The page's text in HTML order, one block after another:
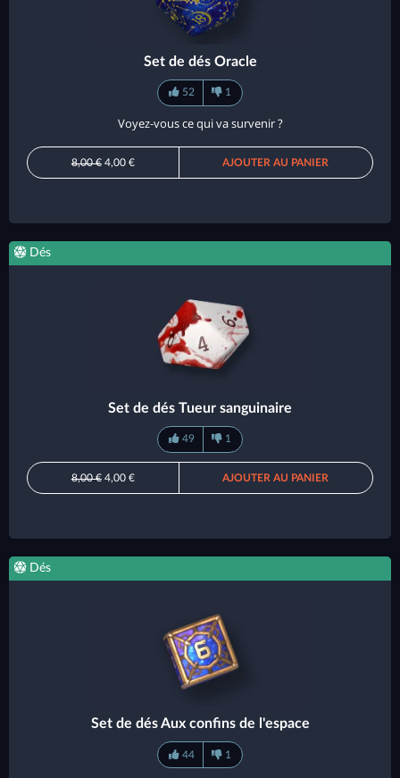
Set de dés Oracle
52 1
Voyez-vous ce qui va survenir ?
8,00 €4,00 € AJOUTER AU PANIER
Dés
Set de dés Tueur sanguinaire
49 1
8,00 €4,00 € AJOUTER AU PANIER
Dés
Set de dés Aux confins de l'espace
44 1